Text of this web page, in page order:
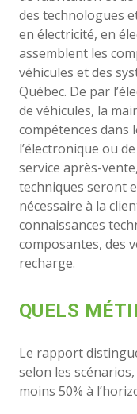
des technologues
en électricité, en
assemblent les
véhicules et des
Québec. De par
de véhicules, la
compétences dans
l’électronique ou
service après-
techniques seront
nécessaire à la
connaissances
composantes, des
recharge.
QUELS
Le rapport
selon les
moins 50% à